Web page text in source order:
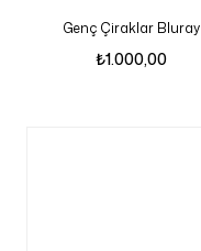
Genç Çiraklar Bluray
₺1.000,00